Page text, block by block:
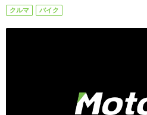
クルマ バイク